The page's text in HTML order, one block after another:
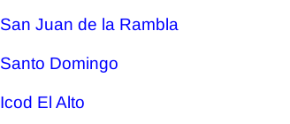
San Juan de la Rambla
Santo Domingo
Icod El Alto